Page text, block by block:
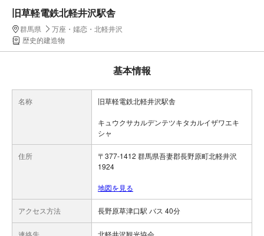
旧草軽電鉄北軽井沢駅舎
群馬県
万座・嬬恋・北軽井沢
歴史的建造物
基本情報
名称 旧草軽電鉄北軽井沢駅舎
キュウクサカルデンテツキタカルイザワエキ
シャ
住所
〒377-1412 群馬県吾妻郡長野原町北軽井沢
1924
地図を見る
アクセス方法 長野原草津口駅 バス 40分
連絡先
北軽井沢観光協会